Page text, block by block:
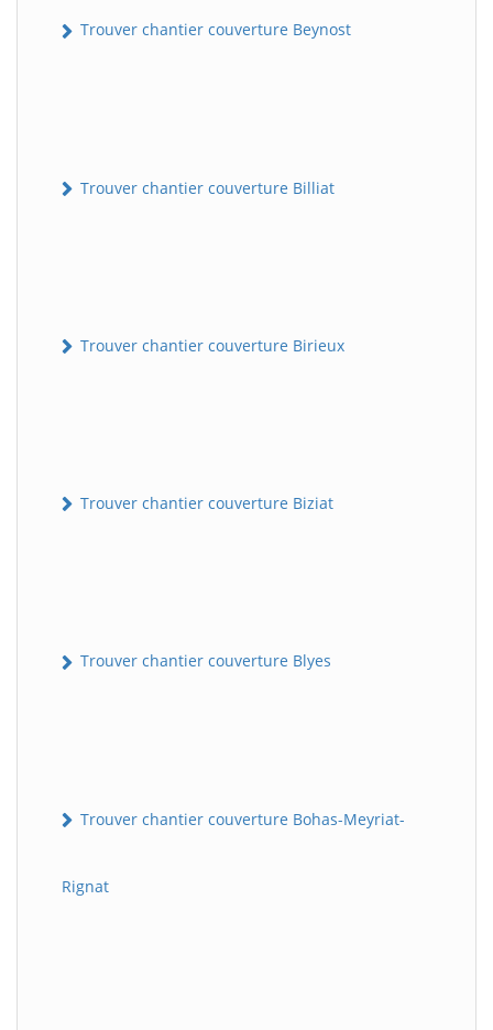
Trouver chantier couverture Beynost
Trouver chantier couverture Billiat
Trouver chantier couverture Birieux
Trouver chantier couverture Biziat
Trouver chantier couverture Blyes
Trouver chantier couverture Bohas-Meyriat-
Rignat